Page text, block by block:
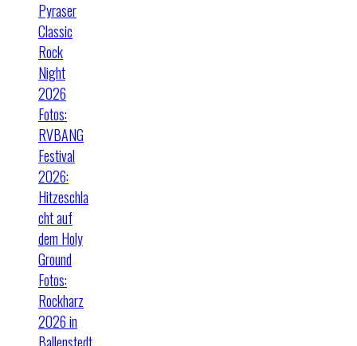
Pyraser
Classic
Rock
Night
2026
Fotos:
RVBANG
Festival
2026:
Hitzeschla
cht auf
dem Holy
Ground
Fotos:
Rockharz
2026 in
Ballenstedt